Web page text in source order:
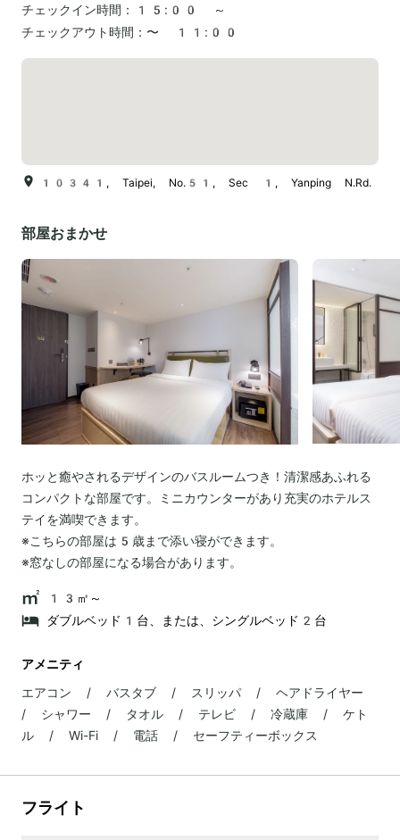
チェックイン時間：
15:00 ～
チェックアウト時間： 〜 11:00
10341, Taipei, No.51, Sec 1, Yanping N.Rd.
部屋おまかせ
ホッと癒やされるデザインのバスルームつき！清潔感あふれる
コンパクトな部屋です。ミニカウンターがあり充実のホテルス
テイを満喫できます。
※こちらの部屋は5歳まで添い寝ができます。
13㎡～
ダブルベッド1台、または、シングルベッド2台
アメニティ
エアコン / バスタブ / スリッパ / ヘアドライヤー
/ シャワー / タオル / テレビ / 冷蔵庫 / ケト
ル / Wi-Fi / 電話 / セーフティーボックス
フライト